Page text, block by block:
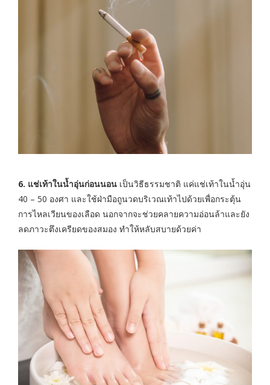
6. แช่เท้าในน้ำอุ่นก่อนนอน เป็นวิธีธรรมชาติ แค่แช่เท้าในน้ำอุ่น
40 – 50 องศา และใช้ฝ่ามือถูนวดบริเวณเท้าไปด้วยเพื่อกระตุ้น
การไหลเวียนของเลือด นอกจากจะช่วยคลายความอ่อนล้าและยัง
ลดภาวะตึงเครียดของสมอง ทำให้หลับสบายด้วยค่า